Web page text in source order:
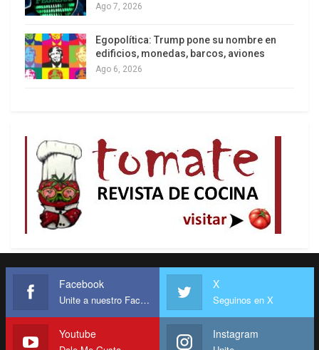
Ago 7, 2026
Egopolítica: Trump pone su nombre en
edificios, monedas, barcos, aviones
Ago 6, 2026
Facebook
Unite a nuestro Facebook
X
Seguinos en X
Youtube Instagram